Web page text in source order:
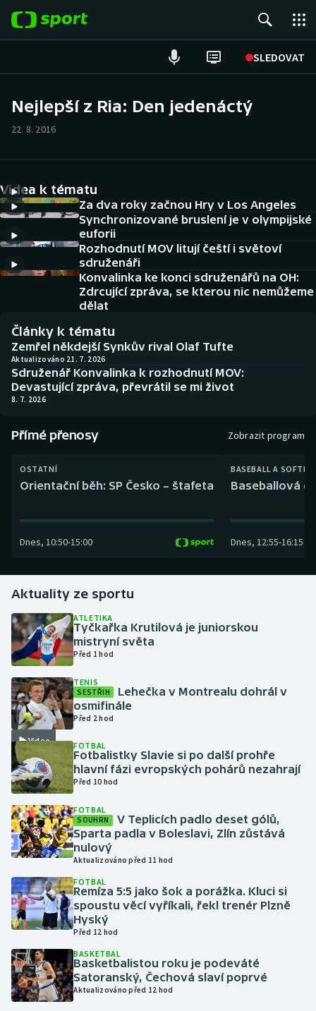
SLEDOVAT
Hokej
Tenis
Atletika
DALŠÍ SPORTY
Americký fotbal
Baseball a softbal
Basketbal
Biatlon
Boby a skeleton
Futsal
Golf
Gymnastika
Házená
Jezdectví
Judo
Lezení
Moderní pětiboj
Motorsport
Olympijské hry
Parasport
NEPŘEHLÉDNĚTE
Soutěže
Historické návraty
Aplikace ČT sport
AZ kvíz
Nejlepší z Ria: Den jedenáctý
22. 8. 2016
Videa k tématu
Za dva roky začnou Hry v Los Angeles
Synchronizované bruslení je v olympijské
euforii
Rozhodnutí MOV litují čeští i světoví
sdruženáři
Konvalinka ke konci sdruženářů na OH:
Zdrcující zpráva, se kterou nic nemůžeme
dělat
Články k tématu
Zemřel někdejší Synkův rival Olaf Tufte
Aktualizováno 21. 7. 2026
Sdruženář Konvalinka k rozhodnutí MOV:
Devastující zpráva, převrátil se mi život
8. 7. 2026
Přímé přenosy Zobrazit program
OSTATNÍ
Orientační běh: SP Česko – štafeta
Dnes, 10:50-15:00
BASEBALL A
Baseballová
Dnes, 12:55-16:15
Aktuality ze sportu
ATLETIKA
Tyčkařka Krutilová je juniorskou
mistryní světa
Před 1 hod
Video
TENIS
SESTŘIH
Lehečka v Montrealu dohrál v
osmifinále
Před 2 hod
FOTBAL
Fotbalistky Slavie si po další prohře
hlavní fázi evropských pohárů nezahrají
Před 10 hod
FOTBAL
SOUHRN
V Teplicích padlo deset gólů,
Sparta padla v Boleslavi, Zlín zůstává
nulový
Aktualizováno před 11 hod
FOTBAL
Remíza 5:5 jako šok a porážka. Kluci si
spoustu věcí vyříkali, řekl trenér Plzně
Hyský
Před 12 hod
BASKETBAL
Basketbalistou roku je podeváté
Satoranský, Čechová slaví poprvé
Aktualizováno před 12 hod